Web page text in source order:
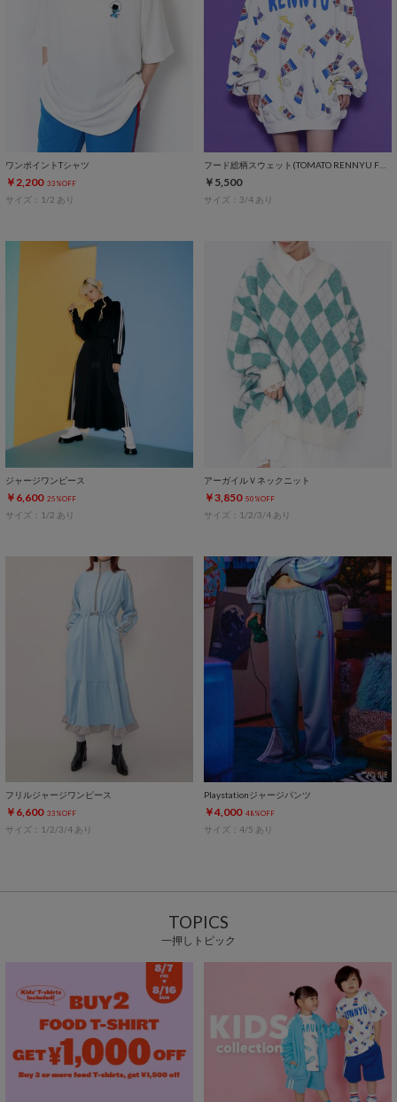
ワンポイントTシャツ
￥2,200 33%OFF
サイズ：1/2 あり
フード総柄スウェット(TOMATO RENNYU FUGU KIWI)
￥5,500
サイズ：3/4 あり
ジャージワンピース
￥6,600 25%OFF
サイズ：1/2 あり
アーガイルＶネックニット
￥3,850 50%OFF
サイズ：1/2/3/4 あり
フリルジャージワンピース
￥6,600 33%OFF
サイズ：1/2/3/4 あり
Playstationジャージパンツ
￥4,000 48%OFF
サイズ：4/5 あり
TOPICS
一押しトピック